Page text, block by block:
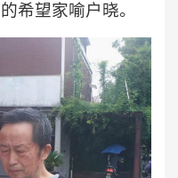
的希望家喻户晓。